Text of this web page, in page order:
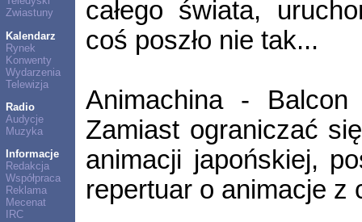
Zwiastuny
Kalendarz
Rynek
Konwenty
Wydarzenia
Telewizja
Radio
Audycje
Muzyka
Informacje
Redakcja
Współpraca
Reklama
Mecenat
IRC
całego świata,
coś poszło nie tak...
Animachina -
Zamiast ograniczać
animacji japońskiej,
repertuar o animacje z